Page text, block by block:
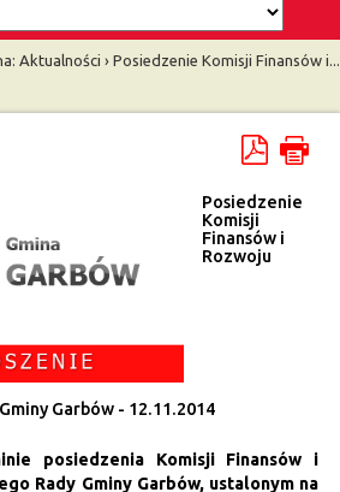
Aktualności › Posiedzenie Komisji Finansów i...
Posiedzenie
Komisji
Finansów i
Rozwoju
Garbów - 12.11.2014
posiedzenia Komisji Finansów i
Rady Gminy Garbów, ustalonym na